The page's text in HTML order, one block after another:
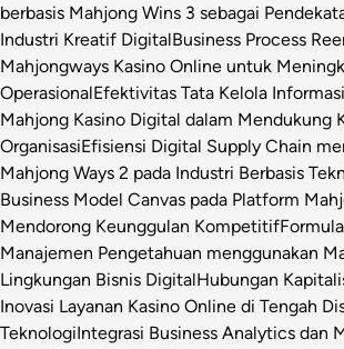
berbasis Mahjong Wins 3 sebagai
Industri Kreatif DigitalBusiness Process
Mahjongways Kasino Online untuk
OperasionalEfektivitas Tata Kelola
Mahjong Kasino Digital dalam Mendukung
OrganisasiEfisiensi Digital Supply Chain
Mahjong Ways 2 pada Industri Berbasis
Business Model Canvas pada Platform
Mendorong Keunggulan Kompetitif
Manajemen Pengetahuan menggunakan
Lingkungan Bisnis DigitalHubungan
Inovasi Layanan Kasino Online di Tengah
TeknologiIntegrasi Business Analytics dan